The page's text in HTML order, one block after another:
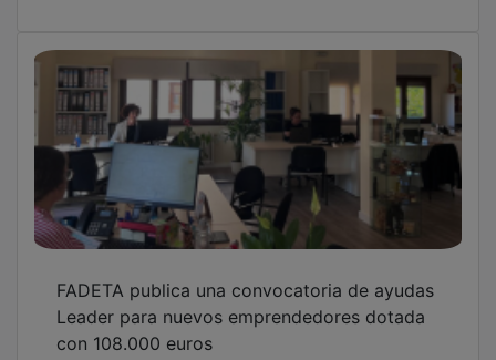
FADETA refuerza su apuesta por el turismo
sostenible y de calidad como motor de